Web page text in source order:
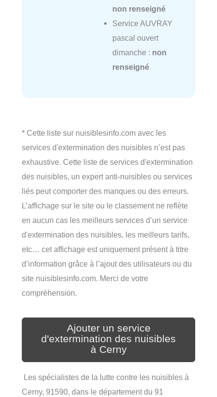
non renseigné
Service AUVRAY
pascal ouvert
dimanche : non
renseigné
* Cette liste sur nuisiblesinfo.com avec les
services d'extermination des nuisibles n’est pas
exhaustive. Cette liste de services d'extermination
des nuisibles, un expert anti-nuisibles ou services
liés peut comporter des manques ou des erreurs.
L’affichage sur le site ou le classement ne reflète
en aucun cas les meilleurs services d’un service
d'extermination des nuisibles, les meilleurs tarifs,
etc… cet affichage est uniquement présent à titre
d’information grâce à l’ajout des utilisateurs ou du
site nuisiblesinfo.com. Merci de votre
compréhension.
Ajouter un service
d'extermination des nuisibles
à Cerny
Les spécialistes de la lutte contre les nuisibles à
Cerny, 91590, dans le département du 91